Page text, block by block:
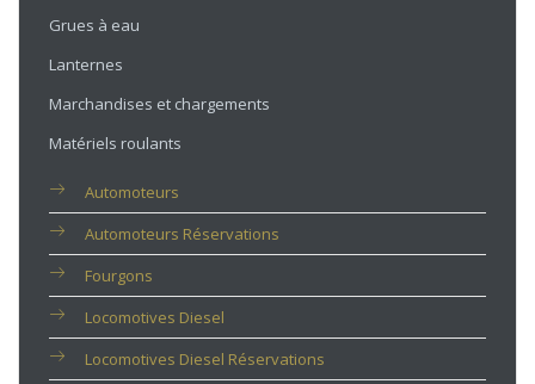
Grues à eau
Lanternes
Marchandises et chargements
Matériels roulants
Automoteurs
Automoteurs Réservations
Fourgons
Locomotives Diesel
Locomotives Diesel Réservations